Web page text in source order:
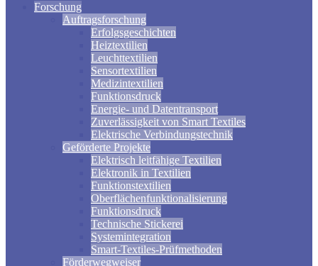
Forschung
Auftragsforschung
Erfolgsgeschichten
Heiztextilien
Leuchttextilien
Sensortextilien
Medizintextilien
Funktionsdruck
Energie- und Datentransport
Zuverlässigkeit von Smart Textiles
Elektrische Verbindungstechnik
Geförderte Projekte
Elektrisch leitfähige Textilien
Elektronik in Textilien
Funktionstextilien
Oberflächenfunktionalisierung
Funktionsdruck
Technische Stickerei
Systemintegration
Smart-Textiles-Prüfmethoden
Förderwegweiser